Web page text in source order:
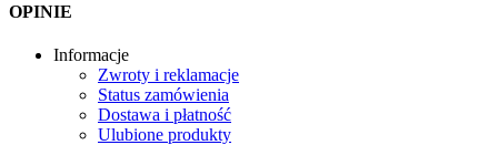
OPINIE
Informacje
Zwroty i reklamacje
Status zamówienia
Dostawa i płatność
Ulubione produkty